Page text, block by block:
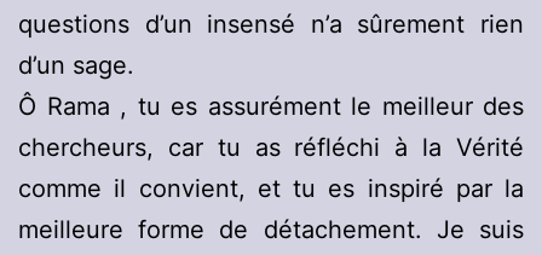
questions d’un insensé n’a sûrement rien
d’un sage.
Ô Rama , tu es assurément le meilleur des
chercheurs, car tu as réfléchi à la Vérité
comme il convient, et tu es inspiré par la
meilleure forme de détachement. Je suis